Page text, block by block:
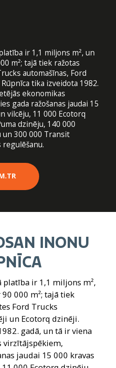
ir 1,1 miljons m², un
m²; tajā tiek ražotas
automašīnas, Ford
tika izveidota 1982.
ekonomikas
gada ražošanas jaudai 15
vilcēju, 11 000 Ecotorq
dzinēju, 140 000
300 000 Transit
INONU
ir 1,1 miljons m²,
000 m²; tajā tiek
Ford Trucks
un Ecotorq dzinēji.
gadā, un tā ir viena
virzītājspēkiem,
jaudai 15 000 kravas